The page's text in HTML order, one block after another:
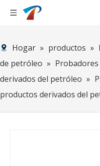
Hogar » productos »
de petróleo »
derivados del petróleo »
productos derivados del